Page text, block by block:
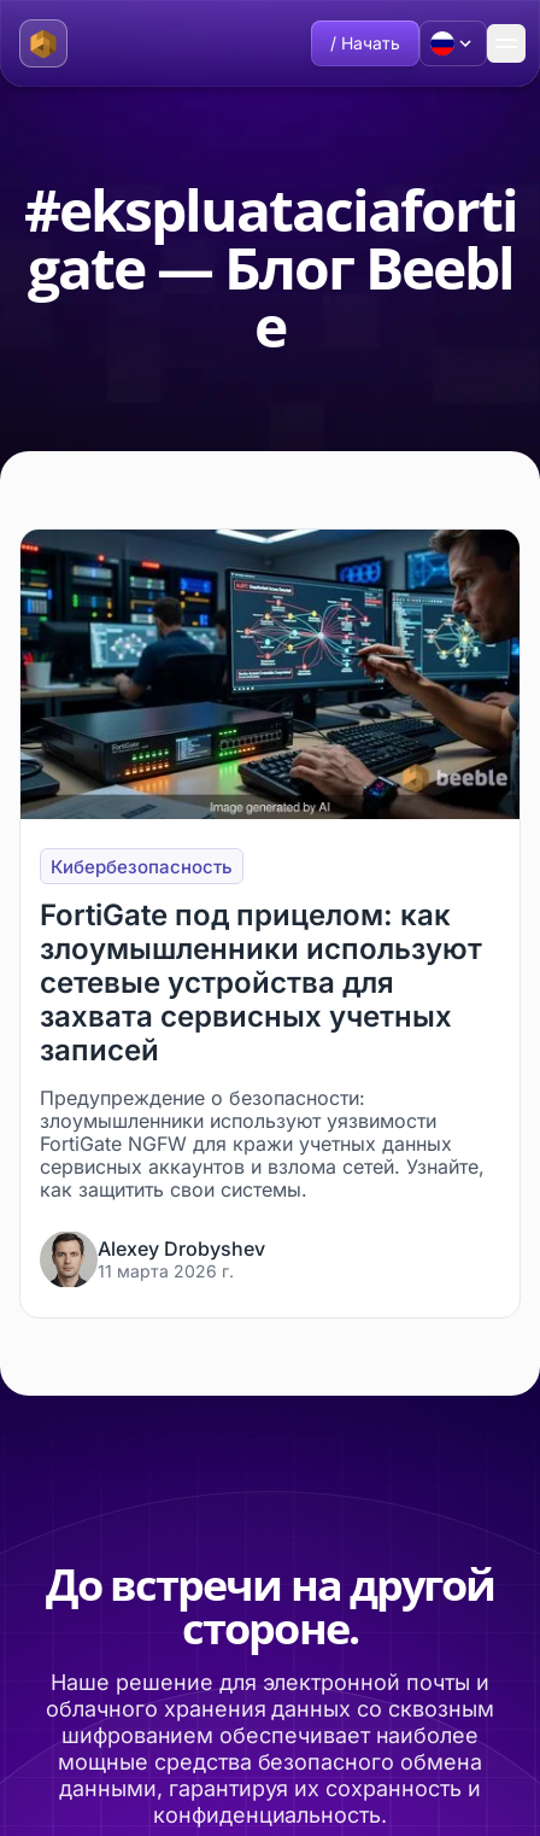
/ Начать
#ekspluataciaforti
gate — Блог Beebl
e
Кибербезопасность
FortiGate под прицелом: как
злоумышленники используют
сетевые устройства для
захвата сервисных учетных
записей
Предупреждение о безопасности:
злоумышленники используют уязвимости
FortiGate NGFW для кражи учетных данных
сервисных аккаунтов и взлома сетей. Узнайте,
как защитить свои системы.
Alexey Drobyshev
11 марта 2026 г.
До встречи на другой
стороне.
Наше решение для электронной почты и
облачного хранения данных со сквозным
шифрованием обеспечивает наиболее
мощные средства безопасного обмена
данными, гарантируя их сохранность и
конфиденциальность.